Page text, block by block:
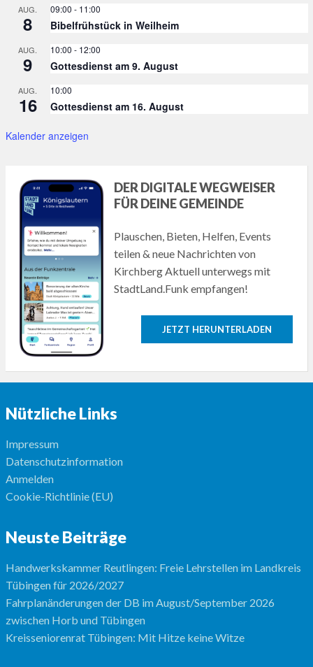
AUG.
8
09:00 - 11:00
Bibelfrühstück in Weilheim
AUG.
9
10:00 - 12:00
Gottesdienst am 9. August
AUG.
16
10:00
Gottesdienst am 16. August
Kalender anzeigen
DER DIGITALE WEGWEISER
FÜR DEINE GEMEINDE
Plauschen, Bieten, Helfen, Events
teilen & neue Nachrichten von
Kirchberg Aktuell unterwegs mit
StadtLand.Funk empfangen!
JETZT HERUNTERLADEN
Nützliche Links
Impressum
Datenschutzinformation
Anmelden
Cookie-Richtlinie (EU)
Neuste Beiträge
Handwerkskammer Reutlingen: Freie Lehrstellen im Landkreis
Tübingen für 2026/2027
Fahrplanänderungen der DB im August/September 2026
zwischen Horb und Tübingen
Kreisseniorenrat Tübingen: Mit Hitze keine Witze